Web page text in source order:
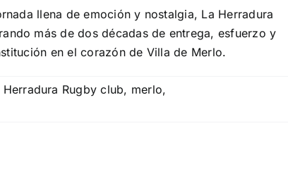
llena de emoción y nostalgia, La Herradura
más de dos décadas de entrega, esfuerzo y
en el corazón de Villa de Merlo.
Herradura Rugby club, merlo,